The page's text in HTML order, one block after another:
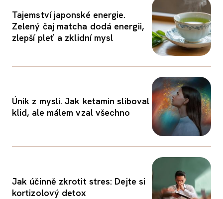
Tajemství japonské energie.
Zelený čaj matcha dodá energii,
zlepší pleť a zklidní mysl
Únik z mysli. Jak ketamin sliboval
klid, ale málem vzal všechno
Jak účinně zkrotit stres: Dejte si
kortizolový detox